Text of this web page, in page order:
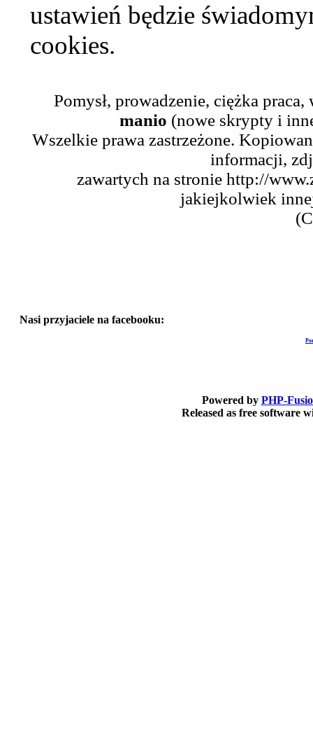
ustawień będzie
cookies.
Pomysł, prowadzenie, ciężka
manio (nowe skrypty i
Wszelkie prawa zastrzeżone.
informacji,
zawartych na stronie http://
jakiejkolwiek
Nasi przyjaciele na facebooku:
Powered by PHP-
Released as free software